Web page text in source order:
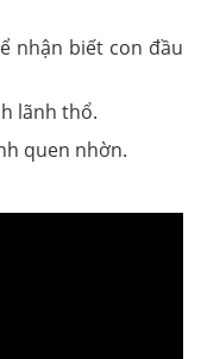
nhận biết con đầu
thổ.
nhờn.